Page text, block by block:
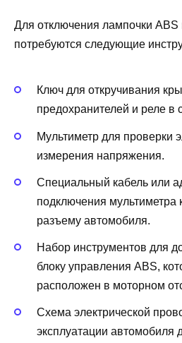
Для отключения лампочки ABS
потребуются следующие
Ключ для откручивания
предохранителей и реле в
Мультиметр для проверки
измерения напряжения.
Специальный кабель или
подключения мультиметра
разъему автомобиля.
Набор инструментов для
блоку управления ABS,
расположен в моторном
Схема электрической
эксплуатации автомобиля